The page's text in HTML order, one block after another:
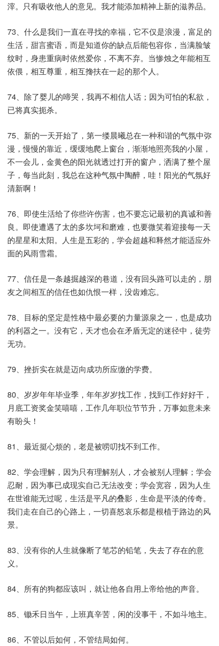
滓。只有吸收他人的意见。我才能添加精神上新的滋养品。
73、什么是我们一直在寻找的幸福，它不仅是浪漫，富足的
生活，甜言蜜语，而是知道你的缺点后能包容你，当满脸皱
纹时，身患重病时依然爱你，不离不弃。当惨烛之年能相互
依偎，相互尊重，相互搀扶在一起的那个人。
74、除了婴儿的啼哭，我再不相信人话；因为可怕的私欲，
已将真实扼杀。
75、新的一天开始了，第一缕晨曦总在一种和谐的气氛中弥
漫，慢慢的靠近，缓缓地爬上窗台，渐渐地照亮我的小屋，
不一会儿，金黄色的阳光就透过打开的窗户，洒满了整个屋
子，每当此刻，我总在这种气氛中陶醉，哇！阳光的气氛好
清新啊！
76、即使生活给了你些许伤害，也不要忘记最初的真诚和善
良。即使遭遇了太的多坎坷和磨难，也要微笑着迎接每一天
的星星和太阳。人生是五彩的，学会超越和释然才能适应外
面的风雨雪霜。
77、信任是一条越掘越深的巷道，没有回头路可以走的，朋
友之间相互的信任也如仇恨一样，没齿难忘。
78、目标的坚定是性格中最必要的力量源泉之一，也是成功
的利器之一。没有它，天才也会在矛盾无定的迷径中，徒劳
无功。
79、挫折实在就是迈向成功所应缴的学费。
80、岁岁年年毕业季，年年岁岁找工作，找到工作好好干，
月底工资奖金笑嘻嘻，工作几年职位节节升，万事如意未来
有盼头！
81、最近挺心烦的，老是被唠叨找不到工作。
82、学会理解，因为只有理解别人，才会被别人理解；学会
忍耐，因为事已成现实自己无法改变；学会宽容，因为人生
在世谁能无过呢，生活是平凡的叠影，生命是平淡的传奇。
我们走在自己的心路上，一切喜怒哀乐都是根植于路边的风
景。
83、没有你的人生就像断了笔芯的铅笔，失去了存在的意
义。
84、所有的狗都应该叫，就让他各自用上帝给他的声音。
85、锄禾日当午，上班真辛苦，闲的没事干，不如斗地主。
86、不管以后如何，不管结局如何。